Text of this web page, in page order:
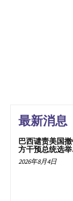
最新消息
巴西谴责美国
方干预总统选
2026年8月4日